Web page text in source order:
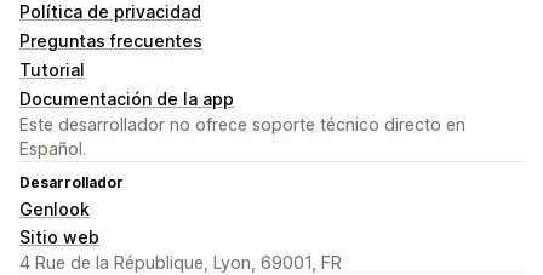
Política de privacidad
Preguntas frecuentes
Tutorial
Documentación de la app
Este desarrollador no ofrece soporte técnico directo en
Español.
Desarrollador
Genlook
Sitio web
4 Rue de la République, Lyon, 69001, FR